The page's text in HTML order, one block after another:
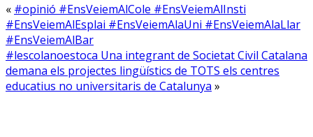
« #opinió #EnsVeiemAlCole #EnsVeiemAlInsti
#EnsVeiemAlEsplai #EnsVeiemAlaUni #EnsVeiemAlaLlar
#EnsVeiemAlBar
#lescolanoestoca Una integrant de Societat Civil Catalana
demana els projectes lingüístics de TOTS els centres
educatius no universitaris de Catalunya »